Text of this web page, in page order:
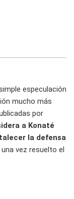
especulación
mucho más
por
a Konaté
la defensa
vez resuelto el